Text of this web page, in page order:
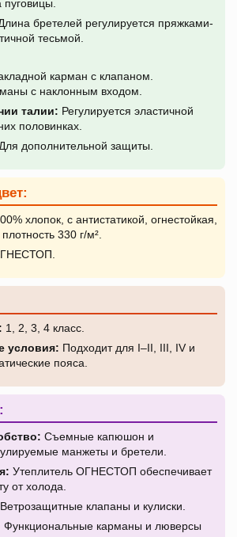
бретелей регулируется пряжками-
тесьмой.
карман с клапаном.
с наклонным входом.
талии: Регулируется эластичной
половинках.
дополнительной защиты.
хлопок, с антистатикой, огнестойкая,
330 г/м².
1, 2, 3, 4 класс.
условия: Подходит для I–II, III, IV и
пояса.
Съемные капюшон и
манжеты и бретели.
Утеплитель ОГНЕСТОП обеспечивает
от холода.
Ветрозащитные клапаны и кулиски.
Функциональные карманы и люверсы